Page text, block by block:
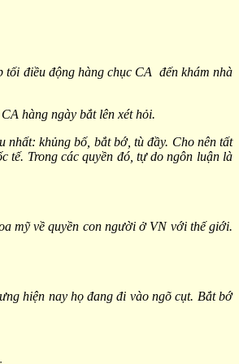
điều động hàng chục CA đến khám nhà
hàng ngày bắt lên xét hỏi.
khủng bố, bắt bớ, tù đầy. Cho nên tất
tế. Trong các quyền đó, tự do ngôn luận là
mỹ về quyền con người ở VN với thế giới.
hiện nay họ đang đi vào ngõ cụt. Bắt bớ